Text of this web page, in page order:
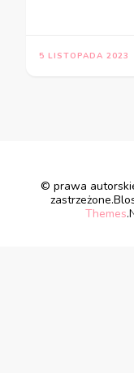
5 LISTOPADA 2023
© prawa
zastrzeżone.
Themes